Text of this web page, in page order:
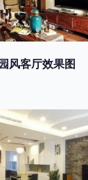
风客厅效果图